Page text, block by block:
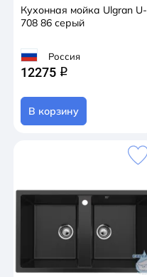
Кухонная мойка Ulgran U-
708 86 серый
Россия
12275 q
В корзину